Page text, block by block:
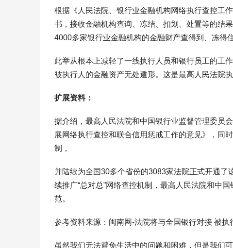
根据《人民法院、银行业金融机构网络执行查控工
书，接收金融机构查询、冻结、扣划、处置等的结
4000多家银行业金融机构的金融财产查得到、冻得
此举从根本上减轻了一线执行人员和银行员工的工
被执行人的金融资产无处遁形。这是最高人民法院
扩展资料：
据介绍，最高人民法院和中国银行业监督管理委员
展网络执行查控和联合信用惩戒工作的意见》，同
制，
并陆续为全国30多个省份的3083家法院正式开通
续推广“总对总”网络查控机制，最高人民法院和中
范。
参考资料来源：闽南网-法院将与全国银行对接 被执
虽然我们无法避免生活中的问题和困难，但是我们